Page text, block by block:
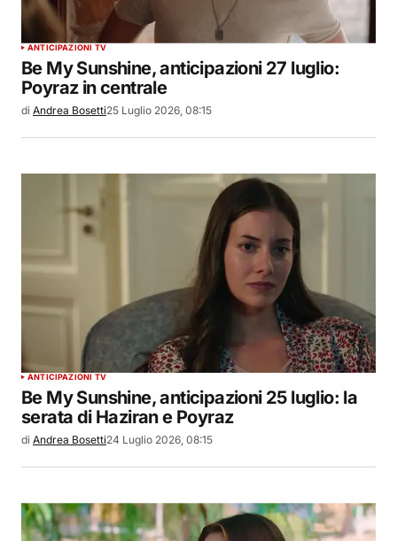
ANTICIPAZIONI TV
Be My Sunshine, anticipazioni 27 luglio:
Poyraz in centrale
di Andrea Bosetti25 Luglio 2026, 08:15
ANTICIPAZIONI TV
Be My Sunshine, anticipazioni 25 luglio: la
serata di Haziran e Poyraz
di Andrea Bosetti24 Luglio 2026, 08:15